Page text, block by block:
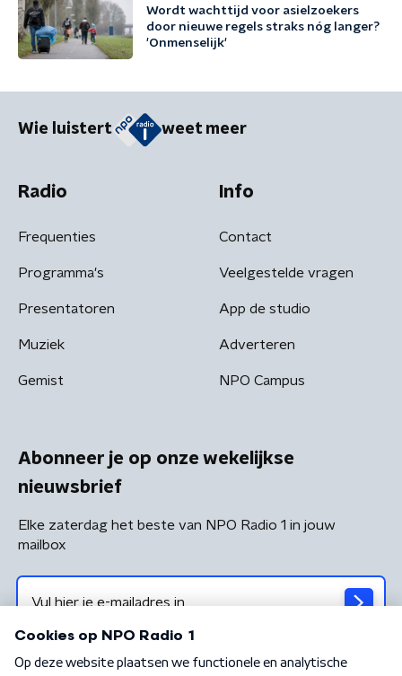
Wordt wachttijd voor asielzoekers
door nieuwe regels straks nóg langer?
'Onmenselijk'
Wie luistert weet meer
Radio
Frequenties
Programma's
Presentatoren
Muziek
Gemist
Info
Contact
Veelgestelde vragen
App de studio
Adverteren
NPO Campus
Abonneer je op onze wekelijkse
nieuwsbrief
Elke zaterdag het beste van NPO Radio 1 in jouw
mailbox